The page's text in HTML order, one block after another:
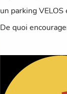
un parking
De quoi